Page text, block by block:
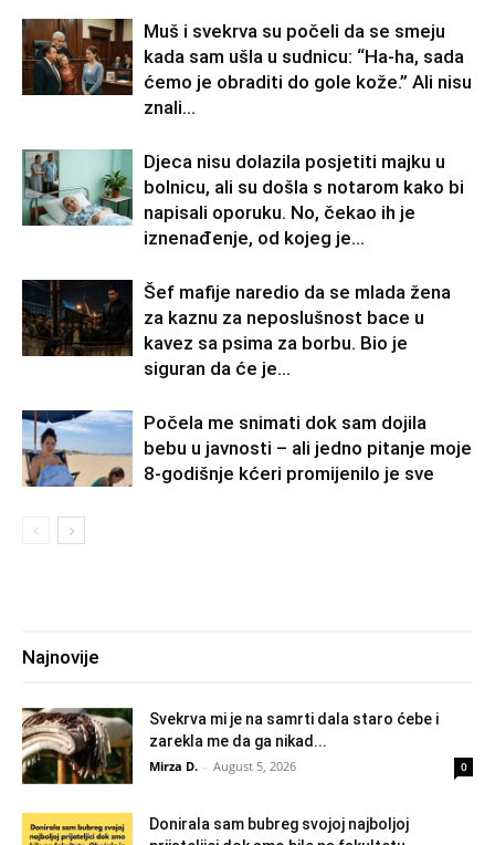
Muš i svekrva su počeli da se smeju
kada sam ušla u sudnicu: “Ha-ha, sada
ćemo je obraditi do gole kože.” Ali nisu
znali...
Djeca nisu dolazila posjetiti majku u
bolnicu, ali su došla s notarom kako bi
napisali oporuku. No, čekao ih je
iznenađenje, od kojeg je...
Šef mafije naredio da se mlada žena
za kaznu za neposlušnost bace u
kavez sa psima za borbu. Bio je
siguran da će je...
Počela me snimati dok sam dojila
bebu u javnosti – ali jedno pitanje moje
8-godišnje kćeri promijenilo je sve
Najnovije
Svekrva mi je na samrti dala staro ćebe i
zarekla me da ga nikad...
Mirza D. - August 5, 2026 0
Donirala sam bubreg svojoj najboljoj